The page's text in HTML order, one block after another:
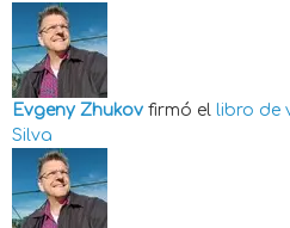
Evgeny Zhukov firmó el libro de
Silva